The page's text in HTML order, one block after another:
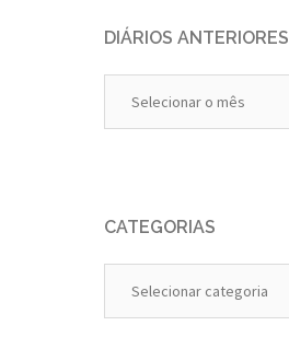
DIÁRIOS ANTERIORES
Anteriores
CATEGORIAS